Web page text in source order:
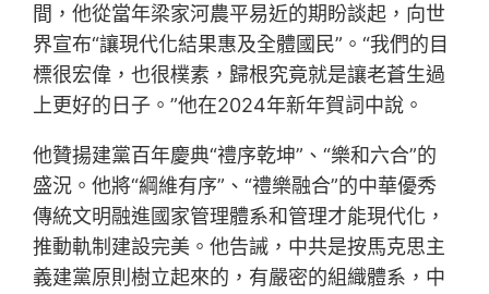
間，他從當年梁家河農平易近的期盼談起，向世
界宣布“讓現代化結果惠及全體國民”。“我們的目
標很宏偉，也很樸素，歸根究竟就是讓老蒼生過
上更好的日子。”他在2024年新年賀詞中說。
他贊揚建黨百年慶典“禮序乾坤”、“樂和六合”的
盛況。他將“綱維有序”、“禮樂融合”的中華優秀
傳統文明融進國家管理體系和管理才能現代化，
推動軌制建設完美。他告誡，中共是按馬克思主
義建黨原則樹立起來的，有嚴密的組織體系，中